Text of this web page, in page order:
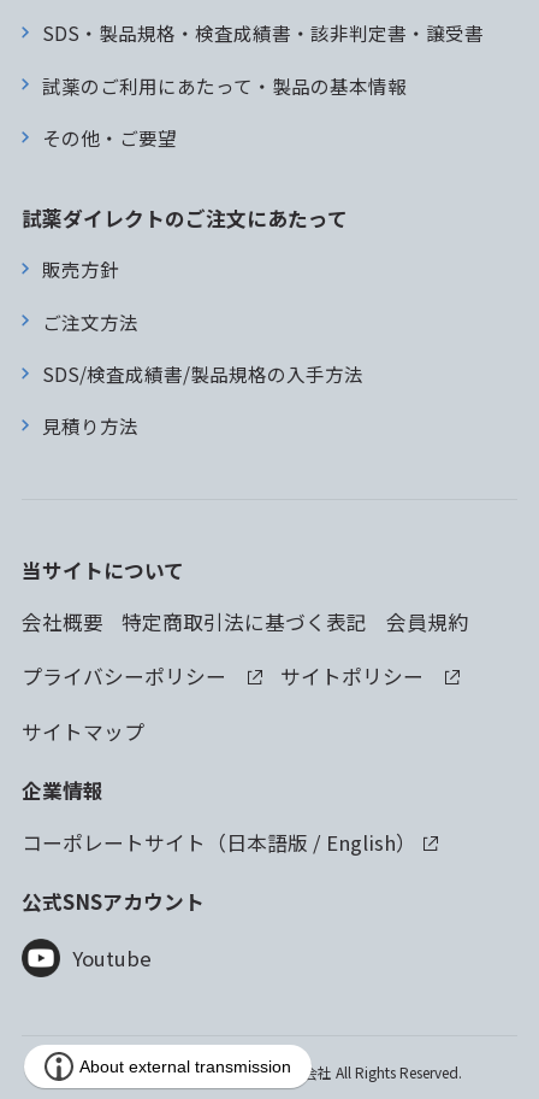
SDS・製品規格・検査成績書・該非判定書・譲受書
試薬のご利用にあたって・製品の基本情報
その他・ご要望
試薬ダイレクトのご注文にあたって
販売方針
ご注文方法
SDS/検査成績書/製品規格の入手方法
見積り方法
当サイトについて
会社概要
特定商取引法に基づく表記
会員規約
プライバシーポリシー
サイトポリシー
サイトマップ
企業情報
コーポレートサイト（日本語版 / English）
公式SNSアカウント
Youtube
Copyright © 2023 林純薬工業株式会社 All Rights Reserved.